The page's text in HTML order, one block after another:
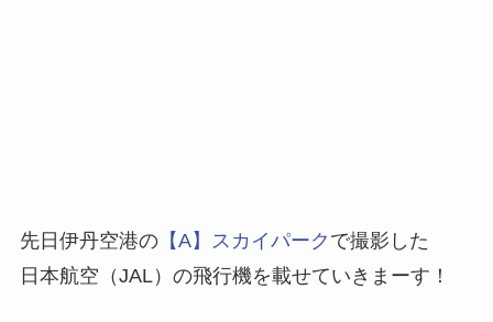
先日伊丹空港の【A】スカイパーク で撮影した
日本航空（JAL）の飛行機を載せていきまーす！